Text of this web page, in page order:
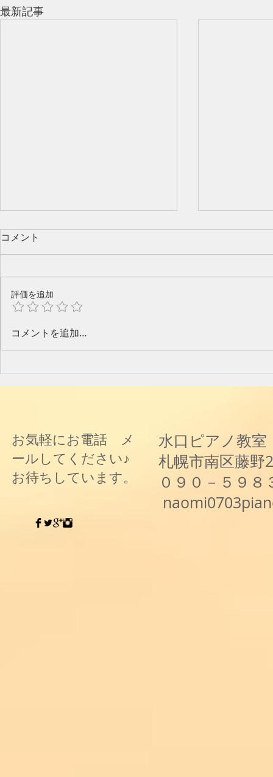
最新記事
コメント
評価を追加
コメントを追加…
お気軽にお電話 メ
ールしてください♪
お待ちしています。
水口ピアノ教室
札幌市南区藤野
０９０－５９８